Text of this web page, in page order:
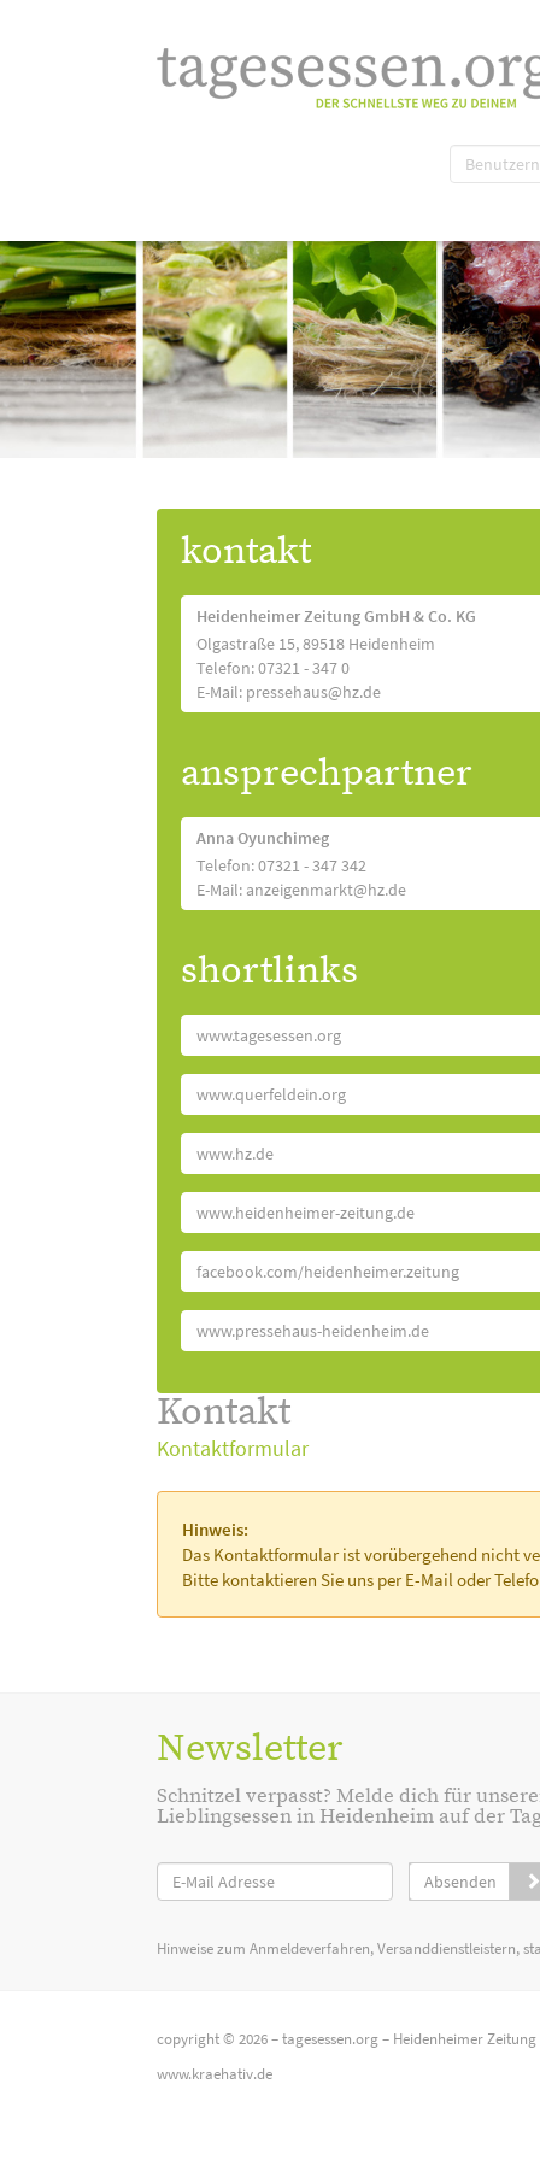
kontakt
Heidenheimer Zeitung GmbH & Co. KG
Olgastraße 15, 89518 Heidenheim
Telefon: 07321 - 347 0
E-Mail: pressehaus@hz.de
ansprechpartner
Anna Oyunchimeg
Telefon: 07321 - 347 342
E-Mail: anzeigenmarkt@hz.de
shortlinks
www.tagesessen.org
www.querfeldein.org
www.hz.de
www.heidenheimer-zeitung.de
facebook.com/heidenheimer.zeitung
www.pressehaus-heidenheim.de
Kontakt
Kontaktformular
Hinweis:
Das Kontaktformular ist vorübergehend nicht
Bitte kontaktieren Sie uns per E-Mail oder
Newsletter
Schnitzel verpasst? Melde dich für
Lieblingsessen in Heidenheim auf der
Absenden
Hinweise zum Anmeldeverfahren, Versanddienstleistern,
copyright © 2026 –tagesessen.org– Heidenheimer Zeitung
www.kraehativ.de